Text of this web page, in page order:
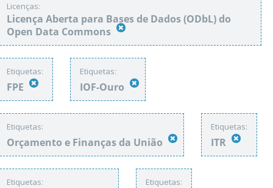
Licenças:
Licença Aberta para Bases de Dados (ODbL) do
Open Data Commons
Etiquetas:
FPE
Etiquetas:
IOF-Ouro
Etiquetas:
Orçamento e Finanças da União
Etiquetas:
ITR
Etiquetas: Etiquetas: